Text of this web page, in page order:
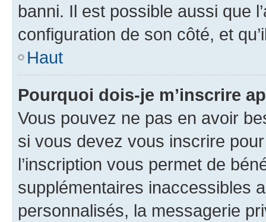
banni. Il est possible aussi que
configuration de son côté, et
Haut
Pourquoi dois-je m’inscrire
Vous pouvez ne pas en avoir
si vous devez vous inscrire
l’inscription vous permet de
supplémentaires inaccessibles
personnalisés, la messagerie